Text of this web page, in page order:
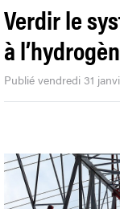
Verdir le
à
Publié vendredi 31